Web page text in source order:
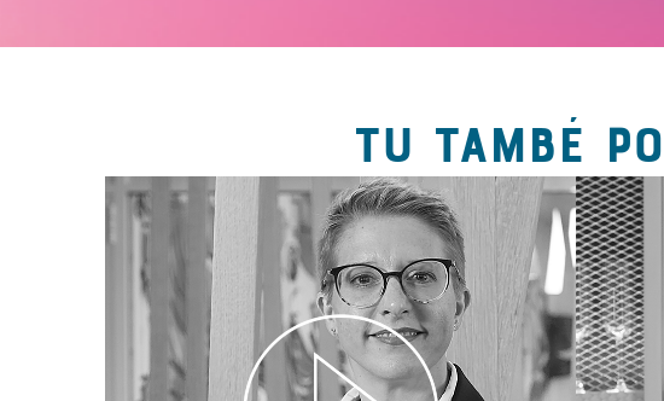
TU TAMBÉ